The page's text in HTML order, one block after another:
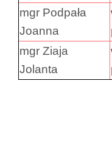
mgr Podpała
Joanna
mgr Ziaja
Jolanta